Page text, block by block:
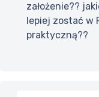
założenie??
lepiej zostać w
praktyczną??